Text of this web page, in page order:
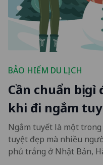
BẢO HIỂM DU LỊCH
Cần chuẩn bị gì
khi đi ngắm
Ngắm tuyết là một
tuyệt đẹp mà nhiều
phủ trắng ở Nhật Bản,